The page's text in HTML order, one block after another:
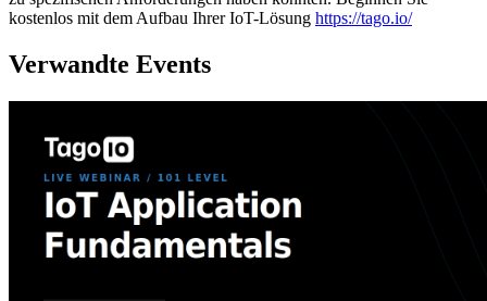
kostenlos mit dem Aufbau Ihrer IoT-Lösung https://tago.io/
Verwandte Events